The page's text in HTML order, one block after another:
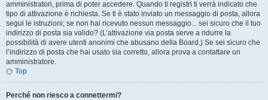
amministratori, prima di poter accedere. Quando ti registri ti verrà indicato che
tipo di attivazione è richiesta. Se ti è stato inviato un messaggio di posta, allora
segui le istruzioni; se non hai ricevuto nessun messaggio... sei sicuro che il tuo
indirizzo di posta sia valido? (L’attivazione via posta serve a ridurre la
possibilità di avere utenti anonimi che abusano della Board.) Se sei sicuro che
l’indirizzo di posta che hai usato sia corretto, allora prova a contattare un
amministratore.
Top
Perché non riesco a connettermi?